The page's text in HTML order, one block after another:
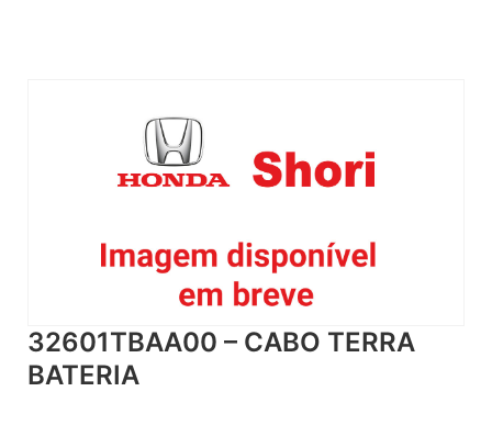
32601TBAA00 – CABO TERRA
BATERIA